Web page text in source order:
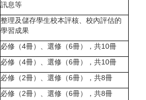
訊息等
整理及儲存學生校本評核、校內評估的
學習成果
必修（4冊）、選修（6冊），共10冊
必修（4冊）、選修（6冊），共10冊
必修（2冊）、選修（6冊），共8冊
必修（2冊）、選修（6冊），共8冊